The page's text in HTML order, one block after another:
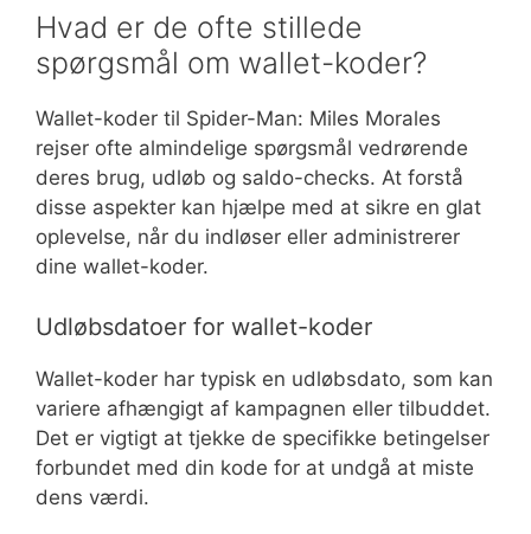
Hvad er de ofte stillede
spørgsmål om wallet-koder?
Wallet-koder til Spider-Man: Miles Morales
rejser ofte almindelige spørgsmål vedrørende
deres brug, udløb og saldo-checks. At forstå
disse aspekter kan hjælpe med at sikre en glat
oplevelse, når du indløser eller administrerer
dine wallet-koder.
Udløbsdatoer for wallet-koder
Wallet-koder har typisk en udløbsdato, som kan
variere afhængigt af kampagnen eller tilbuddet.
Det er vigtigt at tjekke de specifikke betingelser
forbundet med din kode for at undgå at miste
dens værdi.